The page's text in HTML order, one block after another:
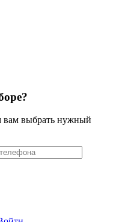
вам выбрать нужный